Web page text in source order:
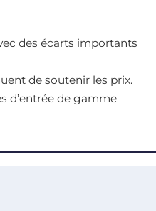
des écarts importants
de soutenir les prix.
d’entrée de gamme